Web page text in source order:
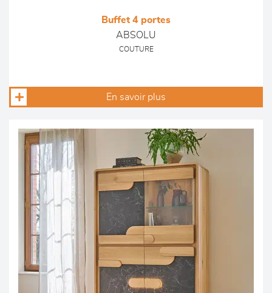
Buffet 4 portes
ABSOLU
COUTURE
En savoir plus